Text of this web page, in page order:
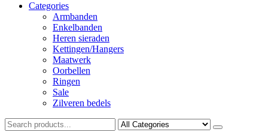
Categories
Armbanden
Enkelbanden
Heren sieraden
Kettingen/Hangers
Maatwerk
Oorbellen
Ringen
Sale
Zilveren bedels